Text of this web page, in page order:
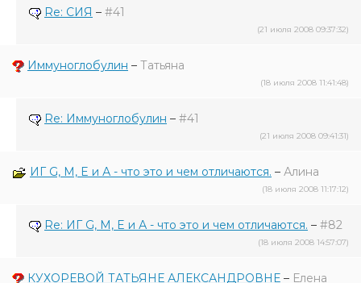
Re: СИЯ – #41
(21 июля 2008 09:37:32)
Иммуноглобулин – Татьяна
(18 июля 2008 11:41:48)
Re: Иммуноглобулин – #41
(21 июля 2008 09:41:31)
ИГ G, M, E и А - что это и чем отличаются. – Алина
(18 июля 2008 11:17:12)
Re: ИГ G, M, E и А - что это и чем отличаются. – #82
(18 июля 2008 14:57:07)
КУХОРЕВОЙ ТАТЬЯНЕ АЛЕКСАНДРОВНЕ – Елена